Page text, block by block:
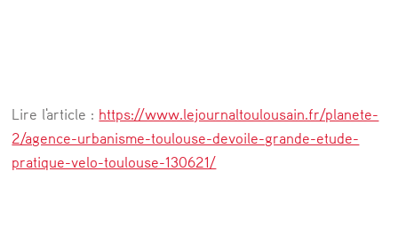
e
n
c
Lire l'article : https://www.lejournaltoulousain.fr/planete-
2/agence-urbanisme-toulouse-devoile-grande-etude-
pratique-velo-toulouse-130621/